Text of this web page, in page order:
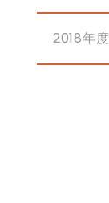
2018年度